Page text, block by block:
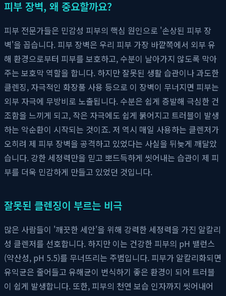
피부 장벽, 왜 중요할까요?
피부 전문가들은 민감성 피부의 핵심 원인으로 '손상된 피부 장
벽'을 꼽습니다. 피부 장벽은 우리 피부 가장 바깥쪽에서 외부 유
해 환경으로부터 피부를 보호하고, 수분이 날아가지 않도록 막아
주는 보호막 역할을 합니다. 하지만 잘못된 생활 습관이나 과도한
클렌징, 자극적인 화장품 사용 등으로 이 장벽이 무너지면 피부는
외부 자극에 무방비로 노출됩니다. 수분은 쉽게 증발해 극심한 건
조함을 느끼게 되고, 작은 자극에도 쉽게 붉어지고 트러블이 발생
하는 악순환이 시작되는 것이죠. 저 역시 매일 사용하는 클렌저가
오히려 제 피부 장벽을 공격하고 있었다는 사실을 뒤늦게 깨달았
습니다. 강한 세정력만을 믿고 뽀드득하게 씻어내는 습관이 제 피
부를 더욱 민감하게 만들고 있었던 것입니다.
잘못된 클렌징이 부르는 비극
많은 사람들이 '깨끗한 세안'을 위해 강력한 세정력을 가진 알칼리
성 클렌저를 선호합니다. 하지만 이는 건강한 피부의 pH 밸런스
(약산성, pH 5.5)를 무너뜨리는 주범입니다. 피부가 알칼리화되면
유익균은 줄어들고 유해균이 번식하기 좋은 환경이 되어 트러블
이 쉽게 발생합니다. 또한, 피부의 천연 보습 인자까지 씻어내어